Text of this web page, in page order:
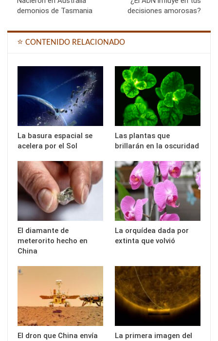
demonios de Tasmania
decisiones amorosas?
⭐ CONTENIDO RELACIONADO
La basura espacial se
acelera por el Sol
Las plantas que
brillarán en la oscuridad
El diamante de
meterorito hecho en
China
La orquídea dada por
extinta que volvió
El dron que China envía
La primera imagen del